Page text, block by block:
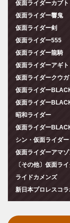
仮面ライダーカブト
仮面ライダー響鬼
仮面ライダー剣
仮面ライダー555
仮面ライダー龍騎
仮面ライダーアギト
仮面ライダークウガ
仮面ライダー
仮面ライダー
昭和ライダー
仮面ライダー
シン・仮面ライダー
仮面ライダーアマ
〔その他〕仮面ラ
ライドカメンズ
新日本プロレスコ